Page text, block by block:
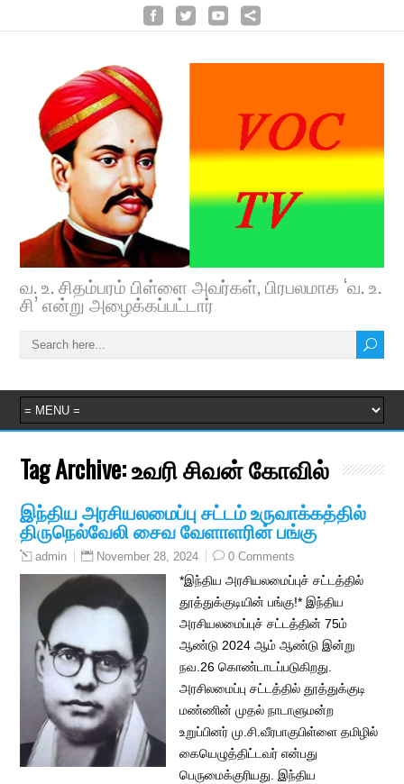
வ. உ. சிதம்பரம் பிள்ளை அவர்கள், பிரபலமாக ‘வ. உ.
சி’ என்று அழைக்கப்பட்டார்
Tag Archive:உவரி சிவன் கோவில்
இந்திய அரசியலமைப்பு சட்டம் உருவாக்கத்தில்
திருநெல்வேலி சைவ வேளாளரின் பங்கு
admin November 28, 2024 0 Comments
*இந்திய அரசியலமைப்புச் சட்டத்தில்
தூத்துக்குடியின் பங்கு!* இந்திய
அரசியலமைப்புச் சட்டத்தின் 75ம்
ஆண்டு 2024 ஆம் ஆண்டு இன்று
நவ.26 கொண்டாடப்படுகிறது.
அரசிலமைப்பு சட்டத்தில் தூத்துக்குடி
மண்ணின் முதல் நாடாளுமன்ற
உறுப்பினர் மு.சி.வீரபாகுபிள்ளை தமிழில்
கையெழுத்திட்டவர் என்பது
பெருமைக்குரிய‌து. இந்திய